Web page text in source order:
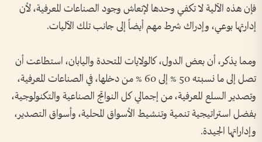
فإن هذه الآلية لا تكفي وحدها لإنعاش وجود الصناعات المعرفية، لأن
إدارتها بوعي، وإدراك شرط مهم أيضاً إلى جانب تلك الآليات.
ومما يذكر، أن بعض الدول، كالولايات المتحدة واليابان، استطاعت أن
تصل إلى ما نسبته 50 % إلى 60 % من دخلها، في الصناعات المعرفية،
وتصدير السلع المعرفية، من إجمالي كل النواتج الصناعية والتكنولوجية،
بفضل استراتيجية تنمية وتنشيط الأسواق المحلية، وأسواق التصدير،
وإداراتها الجيدة.